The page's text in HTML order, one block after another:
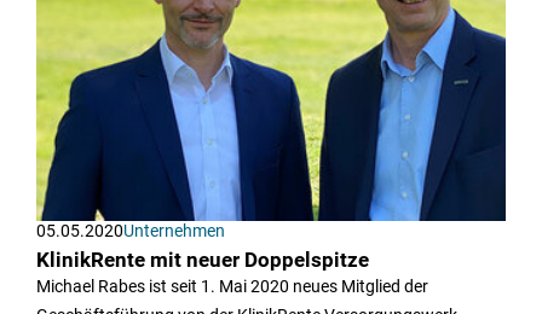
05.05.2020Unternehmen
KlinikRente mit neuer Doppelspitze
Michael Rabes ist seit 1. Mai 2020 neues Mitglied der